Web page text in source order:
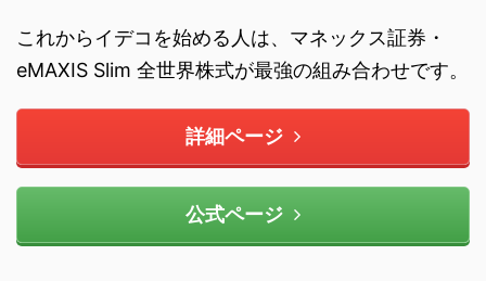
これからイデコを始める人は、マネックス証券・
eMAXIS Slim 全世界株式が最強の組み合わせです。
詳細ページ
公式ページ